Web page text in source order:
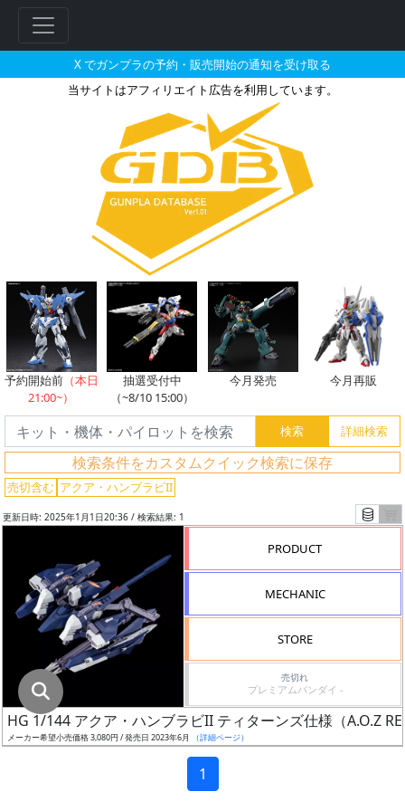
X でガンプラの予約・販売開始の通知を受け取る
当サイトはアフィリエイト広告を利用しています。
アクア・ハンブラビIIのガンプラ
予約開始前（本日
21:00~）
抽選受付中
（~8/10 15:00）
今月発売 今月再販
検索条件をカスタムクイック検索に保存
売切含む アクア・ハンブラビII
ー
索
グ
レ
ド
成
形
色
更新日時: 2025年1月1日20:36 / 検索結果: 1
PRODUCT
MECHANIC
STORE
売切れ
プレミアムバンダイ -
HG 1/144 アクア・ハンブラビII ティターンズ仕様（A.O.Z
メーカー希望小売価格 3,080円 / 発売日 2023年6月 （詳細ページ）
1